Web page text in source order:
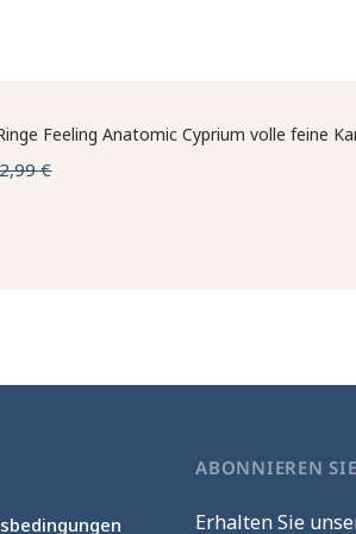
Feeling Anatomic Cyprium volle feine
€
ABONNIEREN
Erhalten Sie